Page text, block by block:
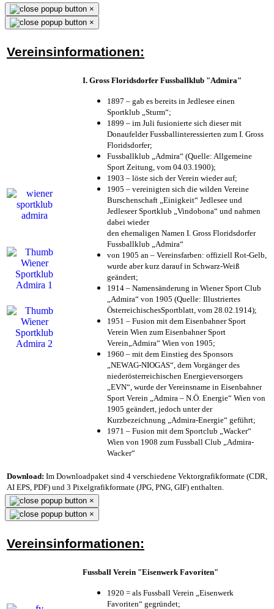
×
×
Vereinsinformationen:
I. Gross Floridsdorfer Fussballklub "Admira"
1897 – gab es bereits in Jedlesee einen
Sportklub „Sturm“;
1899 – im Juli fusionierte sich dieser mit
Donaufelder Fussballinteressierten zum I. Gross
Floridsdorfer;
Fussballklub „Admira“ (Quelle: Allgemeine
Sport Zeitung, vom 04.03.1900);
1903 – löste sich der Verein wieder auf;
1905 – vereinigten sich die wilden Vereine
Burschenschaft „Einigkeit“ Jedlesee und
Jedleseer Sportklub „Vindobona“ und nahmen
dabei wieder
den ehemaligen Namen I. Gross Floridsdorfer
Fussballklub „Admira“
von 1905 an – Vereinsfarben: offiziell Rot-Gelb,
wurde aber kurz darauf in Schwarz-Weiß
geändert;
1914 – Namensänderung in Wiener Sport Club
„Admira“ von 1905 (Quelle: Illustriertes
ÖsterreichischesSportblatt, vom 28.02.1914);
1951 – Fusion mit dem Eisenbahner Sport
Verein Wien zum Eisenbahner Sport
Verein„Admira“ Wien von 1905;
1960 – mit dem Einstieg des Sponsors
„NEWAG-NIOGAS“, dem Vorgänger des
niederösterreichischen Energieversorgers
„EVN“, wurde der Vereinsname in Eisenbahner
Sport Verein „Admira – N.Ö. Energie“ Wien von
1905 geändert, jedoch unter der
Kurzbezeichnung „Admira-Energie“ geführt;
1971 – Fusion mit dem Sportclub „Wacker“
Wien von 1908 zum Fussball Club „Admira-
Wacker“
Download: Im Downloadpaket sind 4 verschiedene Vektorgrafikformate (CDR,
AI EPS, PDF) und 3 Pixelgrafikformate (JPG, PNG, GIF) enthalten.
×
×
Vereinsinformationen:
Fussball Verein "Eisenwerk Favoriten"
1920 = als Fussball Verein „Eisenwerk
Favoriten“ gegründet;